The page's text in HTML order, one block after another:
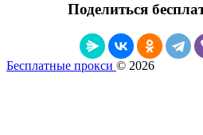
Поделиться
Бесплатные прокси © 2026